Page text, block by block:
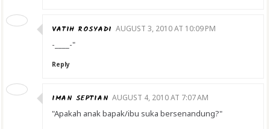
VATIH ROSYADI AUGUST 3, 2010 AT 10:09 PM
-____-"
Reply
IMAN SEPTIAN AUGUST 4, 2010 AT 7:07 AM
"Apakah anak bapak/ibu suka bersenandung?"